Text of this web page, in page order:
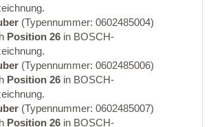
(Typennummer: 0602485004)
Position 26 in BOSCH-
(Typennummer: 0602485006)
Position 26 in BOSCH-
(Typennummer: 0602485007)
Position 26 in BOSCH-